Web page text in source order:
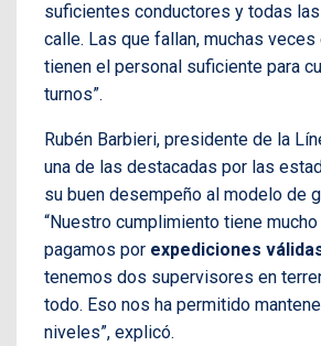
suficientes conductores y todas
calle. Las que fallan, muchas
tienen el personal suficiente para
turnos”.
Rubén Barbieri, presidente de la
una de las destacadas por las
su buen desempeño al modelo de
“Nuestro cumplimiento tiene
pagamos por expediciones
tenemos dos supervisores en
todo. Eso nos ha permitido
niveles”, explicó.